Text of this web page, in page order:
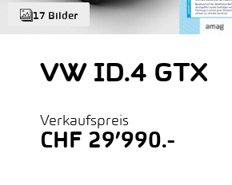
17 Bilder
VW ID.4 GTX
Verkaufspreis
CHF 29’990.-